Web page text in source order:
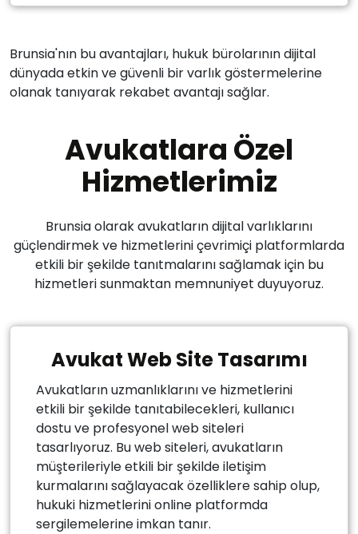
Brunsia'nın bu avantajları, hukuk bürolarının dijital
dünyada etkin ve güvenli bir varlık göstermelerine
olanak tanıyarak rekabet avantajı sağlar.
Avukatlara Özel
Hizmetlerimiz
Brunsia olarak avukatların dijital varlıklarını
güçlendirmek ve hizmetlerini çevrimiçi platformlarda
etkili bir şekilde tanıtmalarını sağlamak için bu
hizmetleri sunmaktan memnuniyet duyuyoruz.
Avukat Web Site Tasarımı
Avukatların uzmanlıklarını ve hizmetlerini
etkili bir şekilde tanıtabilecekleri, kullanıcı
dostu ve profesyonel web siteleri
tasarlıyoruz. Bu web siteleri, avukatların
müşterileriyle etkili bir şekilde iletişim
kurmalarını sağlayacak özelliklere sahip olup,
hukuki hizmetlerini online platformda
sergilemelerine imkan tanır.